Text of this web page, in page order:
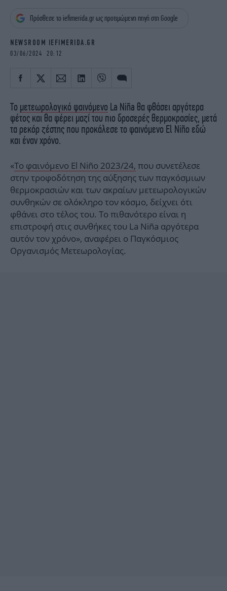
OSCARS
THE OCEAN
Πρόσθεσε το iefimerida.gr ως προτιμώμενη πηγή στη Google
NEWSROOM IEFIMERIDA.GR
03/06/2024 20:12
Το μετεωρολογικό φαινόμενο La Niña θα φθάσει αργότερα
φέτος και θα φέρει μαζί του πιο δροσερές θερμοκρασίες, μετά
τα ρεκόρ ζέστης που προκάλεσε το φαινόμενο El Niño εδώ
και έναν χρόνο.
«Το φαινόμενο El Niño 2023/24, που συνετέλεσε
στην τροφοδότηση της αύξησης των παγκόσμιων
θερμοκρασιών και των ακραίων μετεωρολογικών
συνθηκών σε ολόκληρο τον κόσμο, δείχνει ότι
φθάνει στο τέλος του. Το πιθανότερο είναι η
επιστροφή στις συνθήκες του La Niña αργότερα
αυτόν τον χρόνο», αναφέρει ο Παγκόσμιος
Οργανισμός Μετεωρολογίας.